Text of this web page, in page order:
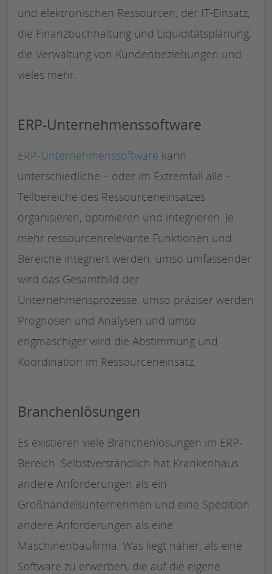
und elektronischen Ressourcen, der IT-Einsatz,
die Finanzbuchhaltung und Liquiditätsplanung,
die Verwaltung von Kundenbeziehungen und
vieles mehr.
ERP-Unternehmenssoftware
ERP-Unternehmenssoftware kann
unterschiedliche – oder im Extremfall alle –
Teilbereiche des Ressourceneinsatzes
organisieren, optimieren und integrieren. Je
mehr ressourcenrelevante Funktionen und
Bereiche integriert werden, umso umfassender
wird das Gesamtbild der
Unternehmensprozesse, umso präziser werden
Prognosen und Analysen und umso
engmaschiger wird die Abstimmung und
Koordination im Ressourceneinsatz.
Branchenlösungen
Es existieren viele Branchenlösungen im ERP-
Bereich. Selbstverständlich hat Krankenhaus
andere Anforderungen als ein
Großhandelsunternehmen und eine Spedition
andere Anforderungen als eine
Maschinenbaufirma. Was liegt näher, als eine
Software zu erwerben, die auf die eigene